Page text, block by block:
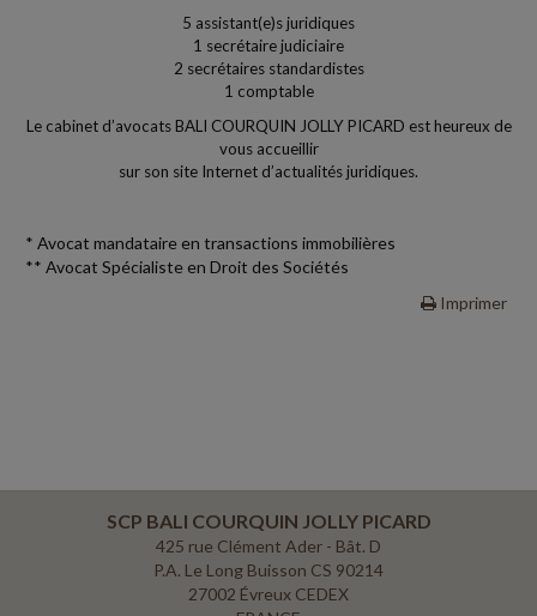
5 assistant(e)s juridiques
1 secrétaire judiciaire
2 secrétaires standardistes
1 comptable
Le cabinet d’avocatsBALI COURQUIN JOLLY PICARD est heureux de
vous accueillir
sur son site Internet d’actualités juridiques.
* Avocat mandataire en transactions immobilières
** Avocat Spécialiste en Droit des Sociétés
Imprimer
SCP BALI COURQUIN JOLLY PICARD
425 rue Clément Ader - Bât. D
P.A. Le Long Buisson CS 90214
27002 Évreux CEDEX